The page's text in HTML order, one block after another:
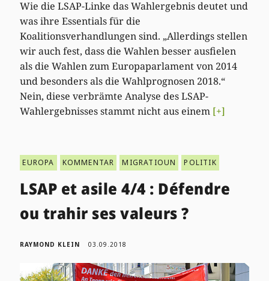
Wie die LSAP-Linke das Wahlergebnis deutet und
was ihre Essentials für die
Koalitionsverhandlungen sind. „Allerdings stellen
wir auch fest, dass die Wahlen besser ausfielen
als die Wahlen zum Europaparlament von 2014
und besonders als die Wahlprognosen 2018.“
Nein, diese verbrämte Analyse des LSAP-
Wahlergebnisses stammt nicht aus einem [+]
EUROPA KOMMENTAR MIGRATIOUN POLITIK
LSAP et asile 4/4 : Défendre
ou trahir ses valeurs ?
RAYMOND KLEIN 03.09.2018